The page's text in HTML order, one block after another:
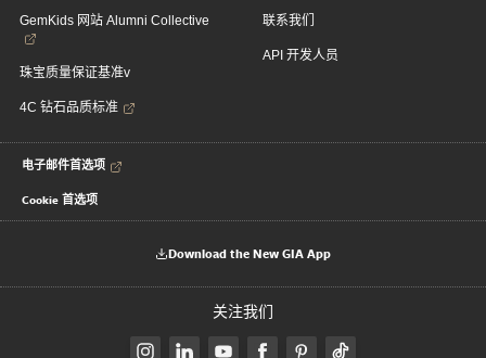
GemKids 网站 Alumni Collective
珠宝质量保证基准v
4C 钻石品质标准
联系我们
API 开发人员
电子邮件首选项
Cookie 首选项
Download the New GIA App
关注我们